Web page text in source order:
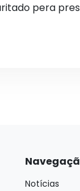
pera
Notícias